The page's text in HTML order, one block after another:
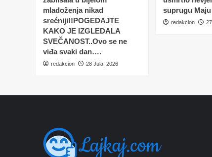
mladoženja nikad
srećniji!!POGEDAJTE
KAKO JE IZGLEDALA
SVEČANOST..Ovo se ne
viđa svaki dan….
redakcion 28 Jula, 2026
suprugu Maju
redakcion